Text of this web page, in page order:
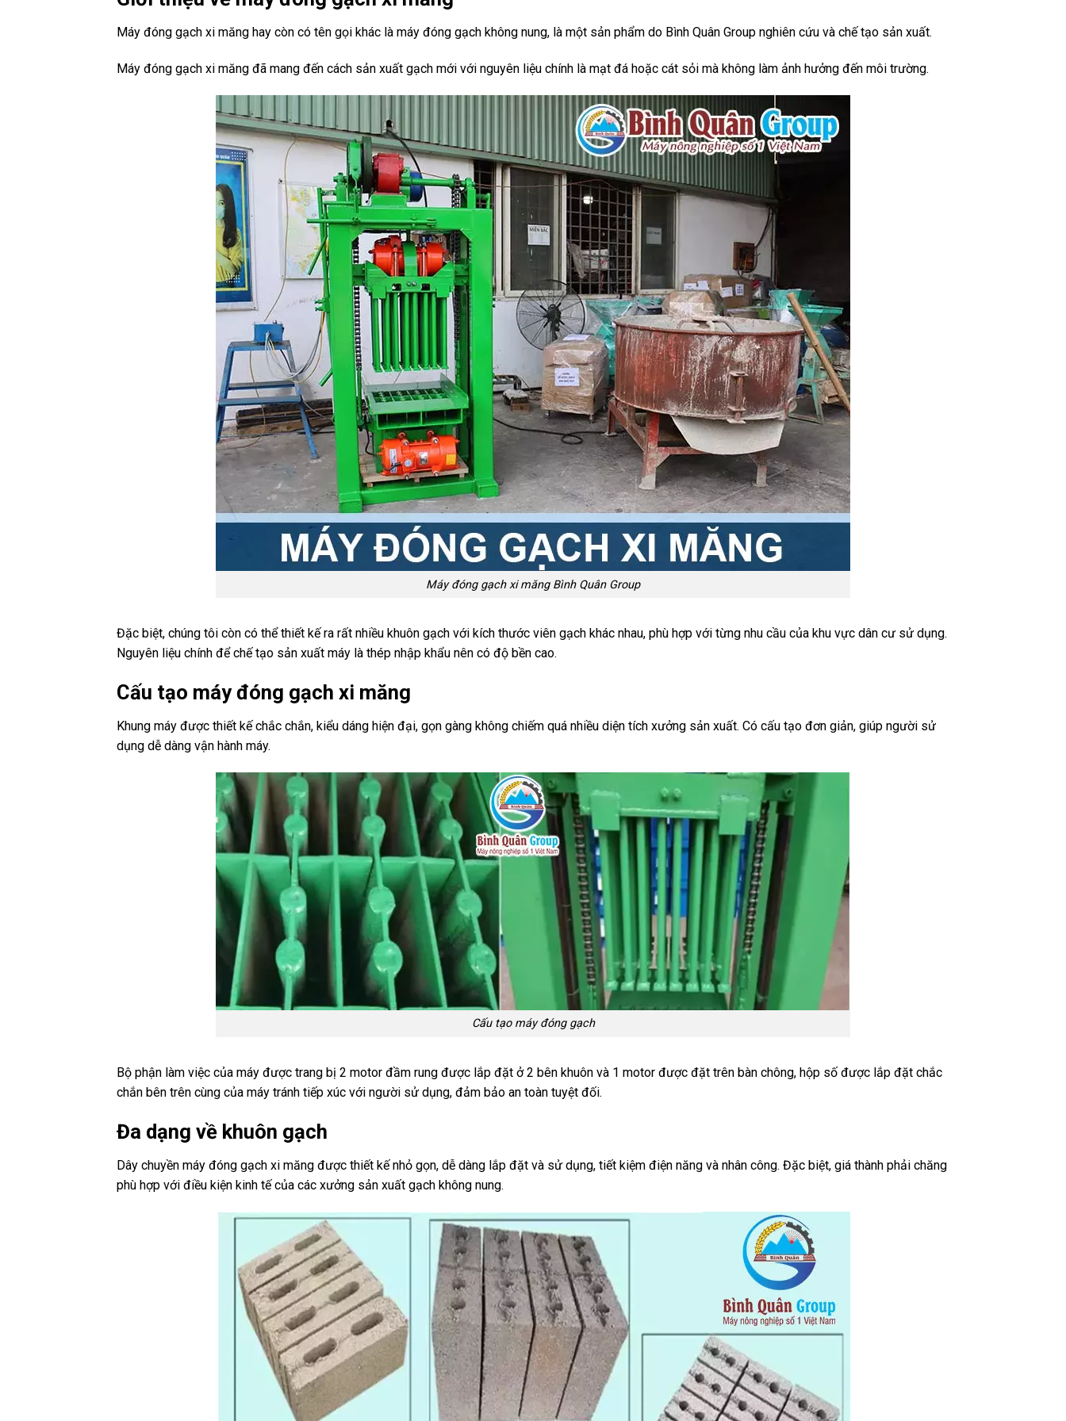
Máy đóng gạch xi măng hay còn có tên gọi khác là máy đóng gạch không nung, là một sản phẩm do Bình Quân Group nghiên cứu và chế tạo sản xuất.
Máy đóng gạch xi măng đã mang đến cách sản xuất gạch mới với nguyên liệu chính là mạt đá hoặc cát sỏi mà không làm ảnh hưởng đến môi trường.
Máy đóng gạch xi măng Bình Quân Group
Đặc biệt, chúng tôi còn có thể thiết kế ra rất nhiều khuôn gạch với kích thước viên gạch khác nhau, phù hợp với từng nhu cầu của khu vực dân cư sử dụng.
Nguyên liệu chính để chế tạo sản xuất máy là thép nhập khẩu nên có độ bền cao.
Cấu tạo máy đóng gạch xi măng
Khung máy được thiết kế chắc chắn, kiểu dáng hiện đại, gọn gàng không chiếm quá nhiều diện tích xưởng sản xuất. Có cấu tạo đơn giản, giúp người sử
dụng dễ dàng vận hành máy.
Cấu tạo máy đóng gạch
Bộ phận làm việc của máy được trang bị 2 motor đầm rung được lắp đặt ở 2 bên khuôn và 1 motor được đặt trên bàn chông, hộp số được lắp đặt chắc
chắn bên trên cùng của máy tránh tiếp xúc với người sử dụng, đảm bảo an toàn tuyệt đối.
Đa dạng về khuôn gạch
Dây chuyền máy đóng gạch xi măng được thiết kế nhỏ gọn, dễ dàng lắp đặt và sử dụng, tiết kiệm điện năng và nhân công. Đặc biệt, giá thành phải chăng
phù hợp với điều kiện kinh tế của các xưởng sản xuất gạch không nung.